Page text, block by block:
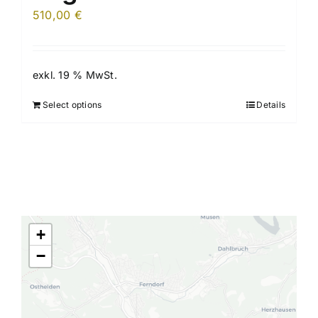
510,00 €
exkl. 19 % MwSt.
Select options Details
+
−